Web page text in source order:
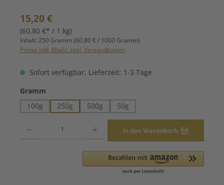
Regulärer Preis:
15,20 €
(60,80 €* / 1 kg)
Inhalt: 250 Gramm (60,80 € / 1000 Gramm)
Preise inkl. MwSt. zzgl. Versandkosten
Sofort verfügbar, Lieferzeit: 1-3 Tage
Gramm
100g
250g 500g 50g
In den Warenkorb